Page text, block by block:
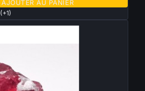
AJOUTER AU PANIER
(+1)